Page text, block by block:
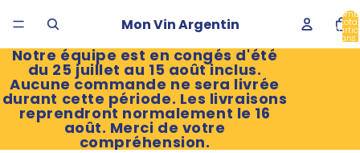
Mon Vin Argentin total
dans
Notre équipe est en congés d'été
du 25 juillet au 15 août inclus.
Aucune commande ne sera livrée
durant cette période. Les livraisons
reprendront normalement le 16
août. Merci de votre
compréhension.